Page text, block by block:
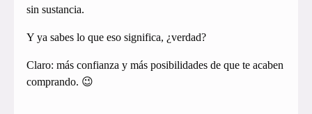
sin sustancia.
Y ya sabes lo que eso significa, ¿verdad?
Claro: más confianza y más posibilidades de que te acaben
comprando. 😉